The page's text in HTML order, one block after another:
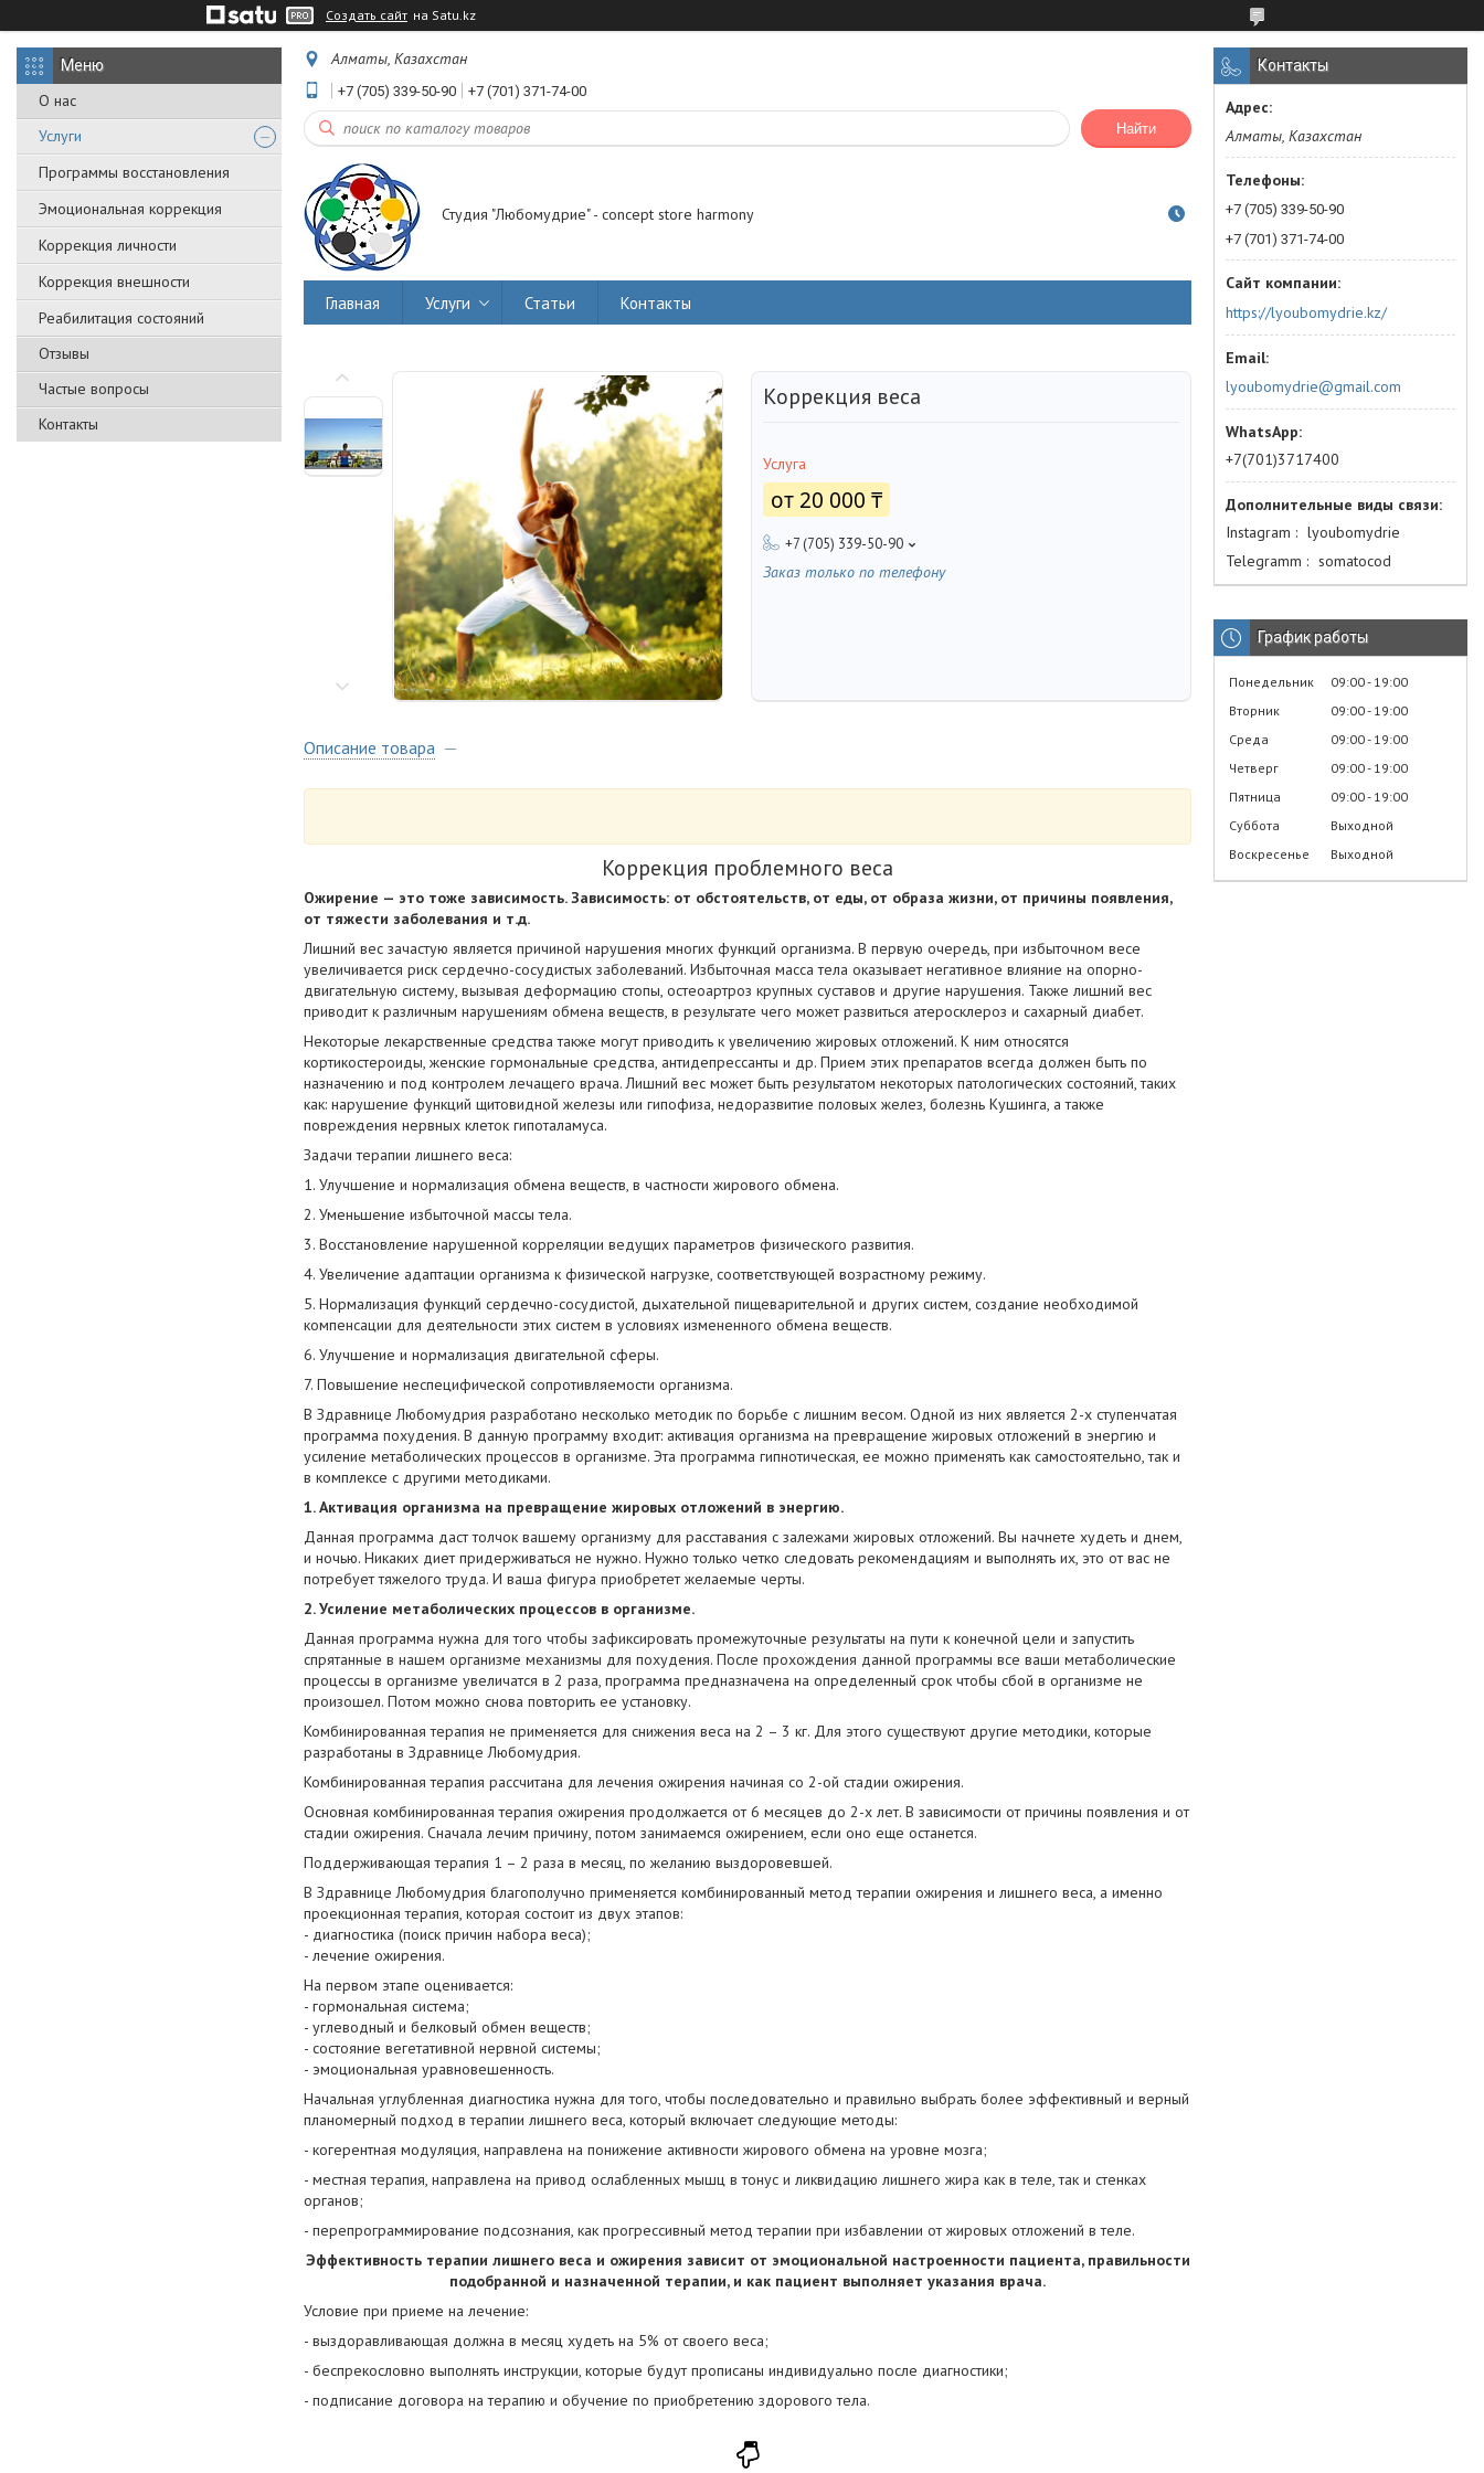
Создать сайт на Satu.kz
О нас
Услуги
Программы восстановления
Эмоциональная коррекция
Коррекция личности
Коррекция внешности
Реабилитация состояний
Отзывы
Частые вопросы
Контакты
Алматы, Казахстан
+7 (705) 339-50-90 +7 (701) 371-74-00
Найти
Студия "Любомудрие" - concept store harmony
Главная Услуги Статьи Контакты
Коррекция веса
Услуга
от20 000 ₸
+7 (705) 339-50-90
Заказ только по телефону
Описание товара
Коррекция проблемного веса
Ожирение — это тоже зависимость. Зависимость: от обстоятельств, от еды, от образа жизни, от причины появления,
от тяжести заболевания и т.д.
Лишний вес зачастую является причиной нарушения многих функций организма. В первую очередь, при избыточном весе
увеличивается риск сердечно-сосудистых заболеваний. Избыточная масса тела оказывает негативное влияние на опорно-
двигательную систему, вызывая деформацию стопы, остеоартроз крупных суставов и другие нарушения. Также лишний вес
приводит к различным нарушениям обмена веществ, в результате чего может развиться атеросклероз и сахарный диабет.
Некоторые лекарственные средства также могут приводить к увеличению жировых отложений. К ним относятся
кортикостероиды, женские гормональные средства, антидепрессанты и др. Прием этих препаратов всегда должен быть по
назначению и под контролем лечащего врача. Лишний вес может быть результатом некоторых патологических состояний, таких
как: нарушение функций щитовидной железы или гипофиза, недоразвитие половых желез, болезнь Кушинга, а также
повреждения нервных клеток гипоталамуса.
Задачи терапии лишнего веса:
1. Улучшение и нормализация обмена веществ, в частности жирового обмена.
2. Уменьшение избыточной массы тела.
3. Восстановление нарушенной корреляции ведущих параметров физического развития.
4. Увеличение адаптации организма к физической нагрузке, соответствующей возрастному режиму.
5. Нормализация функций сердечно-сосудистой, дыхательной пищеварительной и других систем, создание необходимой
компенсации для деятельности этих систем в условиях измененного обмена веществ.
6. Улучшение и нормализация двигательной сферы.
7. Повышение неспецифической сопротивляемости организма.
В Здравнице Любомудрия разработано несколько методик по борьбе с лишним весом. Одной из них является 2-х ступенчатая
программа похудения. В данную программу входит: активация организма на превращение жировых отложений в энергию и
усиление метаболических процессов в организме. Эта программа гипнотическая, ее можно применять как самостоятельно, так и
в комплексе с другими методиками.
1. Активация организма на превращение жировых отложений в энергию.
Данная программа даст толчок вашему организму для расставания с залежами жировых отложений. Вы начнете худеть и днем,
и ночью. Никаких диет придерживаться не нужно. Нужно только четко следовать рекомендациям и выполнять их, это от вас не
потребует тяжелого труда. И ваша фигура приобретет желаемые черты.
2. Усиление метаболических процессов в организме.
Данная программа нужна для того чтобы зафиксировать промежуточные результаты на пути к конечной цели и запустить
спрятанные в нашем организме механизмы для похудения. После прохождения данной программы все ваши метаболические
процессы в организме увеличатся в 2 раза, программа предназначена на определенный срок чтобы сбой в организме не
произошел. Потом можно снова повторить ее установку.
Комбинированная терапия не применяется для снижения веса на 2 – 3 кг. Для этого существуют другие методики, которые
разработаны в Здравнице Любомудрия.
Комбинированная терапия рассчитана для лечения ожирения начиная со 2-ой стадии ожирения.
Основная комбинированная терапия ожирения продолжается от 6 месяцев до 2-х лет. В зависимости от причины появления и от
стадии ожирения. Сначала лечим причину, потом занимаемся ожирением, если оно еще останется.
Поддерживающая терапия 1 – 2 раза в месяц, по желанию выздоровевшей.
В Здравнице Любомудрия благополучно применяется комбинированный метод терапии ожирения и лишнего веса, а именно
проекционная терапия, которая состоит из двух этапов:
- диагностика (поиск причин набора веса);
- лечение ожирения.
На первом этапе оценивается:
- гормональная система;
- углеводный и белковый обмен веществ;
- состояние вегетативной нервной системы;
- эмоциональная уравновешенность.
Начальная углубленная диагностика нужна для того, чтобы последовательно и правильно выбрать более эффективный и верный
планомерный подход в терапии лишнего веса, который включает следующие методы:
- когерентная модуляция, направлена на понижение активности жирового обмена на уровне мозга;
- местная терапия, направлена на привод ослабленных мышц в тонус и ликвидацию лишнего жира как в теле, так и стенках
органов;
- перепрограммирование подсознания, как прогрессивный метод терапии при избавлении от жировых отложений в теле.
Эффективность терапии лишнего веса и ожирения зависит от эмоциональной настроенности пациента, правильности
подобранной и назначенной терапии, и как пациент выполняет указания врача.
Условие при приеме на лечение:
- выздоравливающая должна в месяц худеть на 5% от своего веса;
- беспрекословно выполнять инструкции, которые будут прописаны индивидуально после диагностики;
- подписание договора на терапию и обучение по приобретению здорового тела.
Контакты
Алматы, Казахстан
+7 (705) 339-50-90
+7 (701) 371-74-00
https://lyoubomydrie.kz/
lyoubomydrie@gmail.com
+7(701)3717400
Instagram
lyoubomydrie
Telegramm
somatocod
График работы
Понедельник 09:00 19:00
Вторник
09:00 19:00
Среда
09:00 19:00
Четверг
09:00 19:00
Пятница
09:00 19:00
Суббота
Выходной
Воскресенье
Выходной